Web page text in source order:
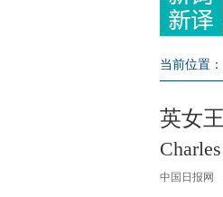
当前位置：
英女
中国日报网